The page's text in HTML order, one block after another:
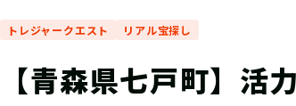
トレジャークエスト リアル宝探し
【青森県七戸町】